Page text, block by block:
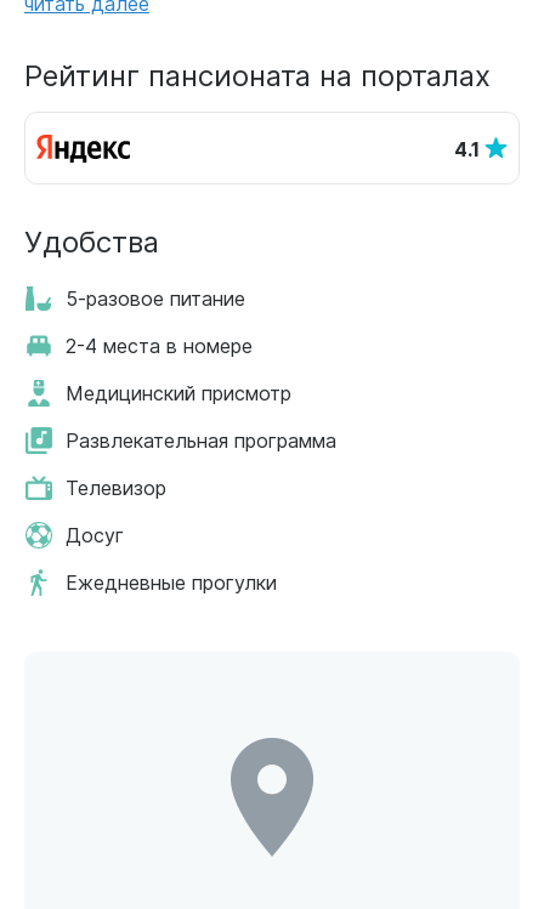
Рейтинг пансионата на порталах
4.1
Удобства
5-разовое питание
2-4 места в номере
Медицинский присмотр
Развлекательная программа
Телевизор
Досуг
Ежедневные прогулки